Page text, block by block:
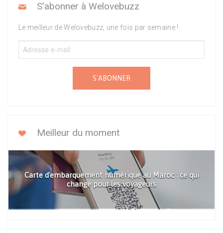
S'abonner à Welovebuzz
Le meilleur de Welovebuzz, une fois par semaine !
S'ABONNER
Meilleur du moment
Carte d'embarquement numérique au Maroc : ce qui
change pour les voyageurs